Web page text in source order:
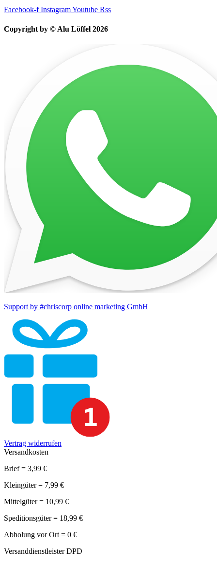
Facebook-f InstagramYoutube Rss
Copyright by © Alu Löffel 2026
Support by #chriscorp online marketing GmbH
Vertrag widerrufen
Versandkosten
Brief = 3,99 €
Kleingüter = 7,99 €
Mittelgüter = 10,99 €
Speditionsgüter = 18,99 €
Abholung vor Ort = 0 €
Versanddienstleister DPD